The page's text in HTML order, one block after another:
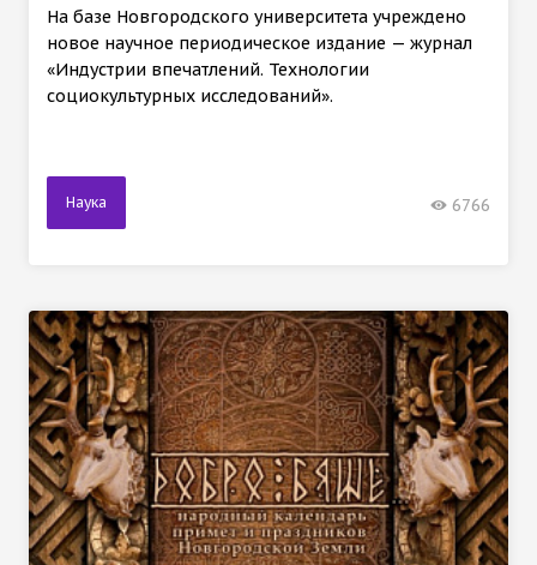
На базе Новгородского университета учреждено
новое научное периодическое издание — журнал
«Индустрии впечатлений. Технологии
социокультурных исследований».
Наука 6766